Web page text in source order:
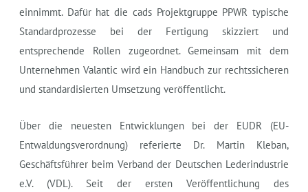
einnimmt. Dafür hat die cads Projektgruppe PPWR typische
Standardprozesse bei der Fertigung skizziert und
entsprechende Rollen zugeordnet. Gemeinsam mit dem
Unternehmen Valantic wird ein Handbuch zur rechtssicheren
und standardisierten Umsetzung veröffentlicht.
Über die neuesten Entwicklungen bei der EUDR (EU-
Entwaldungsverordnung) referierte Dr. Martin Kleban,
Geschäftsführer beim Verband der Deutschen Lederindustrie
e.V. (VDL). Seit der ersten Veröffentlichung des